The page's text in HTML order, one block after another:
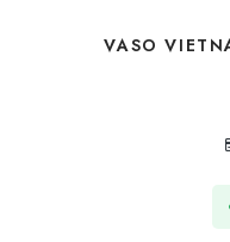
VASO